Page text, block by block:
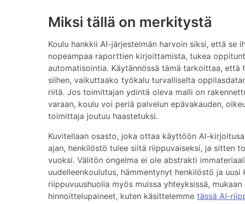
Miksi tällä on merkitystä
Koulu hankkii AI-järjestelmän harvoin siksi, että se
nopeampaa raporttien kirjoittamista, tukea
automatisointia. Käytännössä tämä tarkoittaa,
siihen, vaikuttaako työkalu turvalliselta
riitä. Jos toimittajan ydintä oleva malli on
varaan, koulu voi periä palvelun epävakauden,
toimittaja joutuu haastetuksi.
Kuvitellaan osasto, joka ottaa käyttöön AI-
ajan, henkilöstö tulee siitä riippuvaiseksi, ja sitten
vuoksi. Välitön ongelma ei ole abstrakti
uudelleenkoulutus, hämmentynyt henkilöstö ja
riippuvuushuolia myös muissa yhteyksissä,
hinnoittelupaineet, kuten käsittelemme tässä AI-